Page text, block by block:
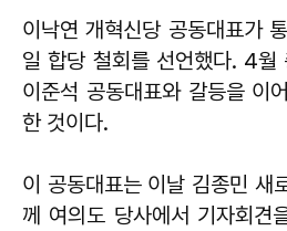
이낙연 개혁신당 공동대표가
일 합당 철회를 선언했다. 4월
이준석 공동대표와 갈등을 이
한 것이다.
이 공동대표는 이날 김종민 새
께 여의도 당사에서 기자회견